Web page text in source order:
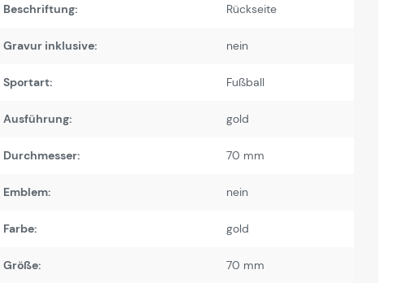
Beschriftung: Rückseite
Gravur inklusive: nein
Sportart: Fußball
Ausführung: gold
Durchmesser: 70 mm
Emblem: nein
Farbe: gold
Größe: 70 mm